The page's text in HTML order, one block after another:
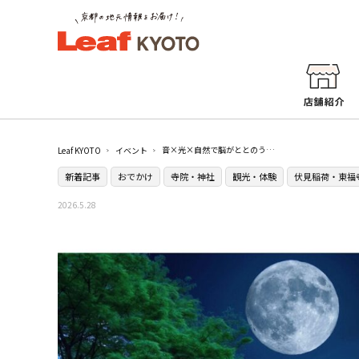
Leaf KYOTO イベント 音×光×自然で脳がととのう！？青紅葉が美しい禅寺でサウンドアートナイトイベント『ZEN NIGHT 東福寺』が開催／東福寺
新着記事 おでかけ 寺院・神社 観光・体験 伏見稲荷・東福
2026.5.28